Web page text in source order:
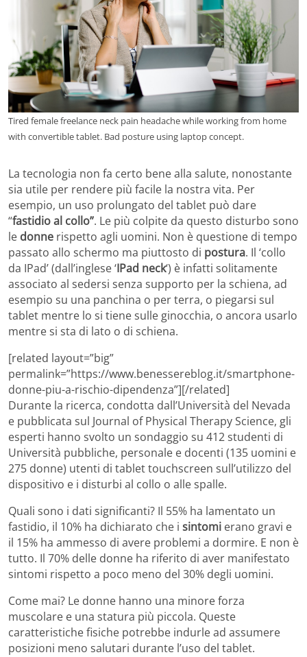
Tired female freelance neck pain headache while working from home
with convertible tablet. Bad posture using laptop concept.
La tecnologia non fa certo bene alla salute, nonostante
sia utile per rendere più facile la nostra vita. Per
esempio, un uso prolungato del tablet può dare
“fastidio al collo”. Le più colpite da questo disturbo sono
le donne rispetto agli uomini. Non è questione di tempo
passato allo schermo ma piuttosto di postura. Il ‘collo
da IPad’ (dall’inglese ‘IPad neck‘) è infatti solitamente
associato al sedersi senza supporto per la schiena, ad
esempio su una panchina o per terra, o piegarsi sul
tablet mentre lo si tiene sulle ginocchia, o ancora usarlo
mentre si sta di lato o di schiena.
[related layout=”big”
permalink=”https://www.benessereblog.it/smartphone-
donne-piu-a-rischio-dipendenza”][/related]
Durante la ricerca, condotta dall’Università del Nevada
e pubblicata sul Journal of Physical Therapy Science, gli
esperti hanno svolto un sondaggio su 412 studenti di
Università pubbliche, personale e docenti (135 uomini e
275 donne) utenti di tablet touchscreen sull’utilizzo del
dispositivo e i disturbi al collo o alle spalle.
Quali sono i dati significanti? Il 55% ha lamentato un
fastidio, il 10% ha dichiarato che i sintomi erano gravi e
il 15% ha ammesso di avere problemi a dormire. E non è
tutto. Il 70% delle donne ha riferito di aver manifestato
sintomi rispetto a poco meno del 30% degli uomini.
Come mai? Le donne hanno una minore forza
muscolare e una statura più piccola. Queste
caratteristiche fisiche potrebbe indurle ad assumere
posizioni meno salutari durante l’uso del tablet.